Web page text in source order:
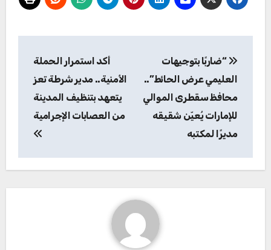
المقالات
“ضاربًا بتوجيهات
العليمي عرض الحائط”..
محافظ سقطرى الموالي
للإمارات يُعيّن شقيقه
مديرًا لمكتبه
أكد استمرار الحملة
الأمنية.. مدير شرطة تعز
يتعهد بتنظيف المدينة
من العصابات الإجرامية